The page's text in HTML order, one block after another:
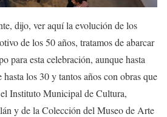
, dijo, veraquíla evolución de los
de los 50 años, tratamos de abarcar
para esta celebración, aunque hasta
los 30 y tantos años con obras que
Instituto Municipal de Cultura,
y de la Colección del Museo de Arte